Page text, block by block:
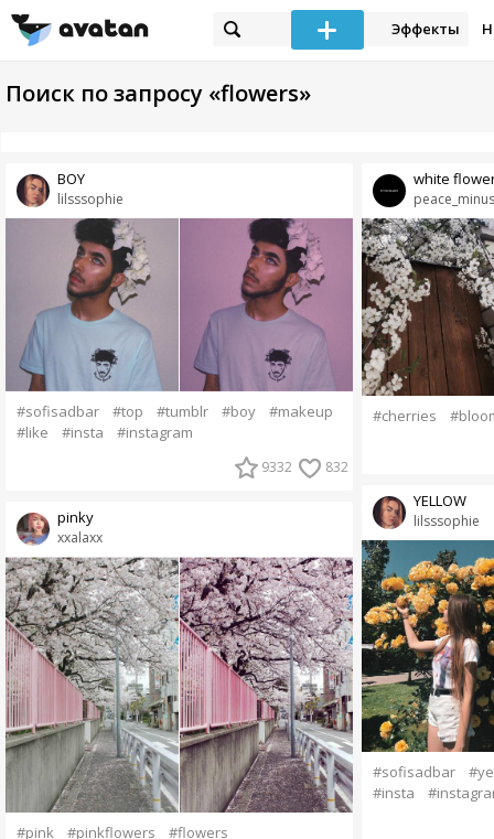
Эффекты
Поиск по запросу «flowers»
lilsssophie
BOY
#sofisadbar #top #tumblr #boy
#makeup
#like
#insta #instagram
9332 832
xxalaxx
pinky
#pink #pinkflowers #flowers
white
#cherries
lilsssophie
YELLOW
#sofisadbar
#insta